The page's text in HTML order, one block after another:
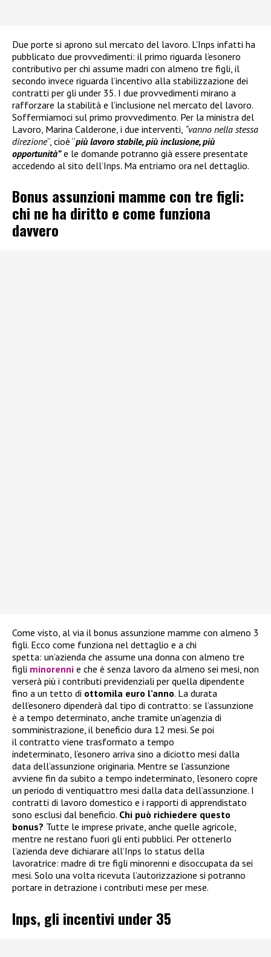
Due porte si aprono sul mercato del lavoro. L’Inps infatti ha
pubblicato due provvedimenti: il primo riguarda l’esonero
contributivo per chi assume madri con almeno tre figli, il
secondo invece riguarda l’incentivo alla stabilizzazione dei
contratti per gli under 35. I due provvedimenti mirano a
rafforzare la stabilità e l’inclusione nel mercato del lavoro.
Soffermiamoci sul primo provvedimento. Per la ministra del
Lavoro, Marina Calderone, i due interventi, “vanno nella stessa
direzione“, cioè “più lavoro stabile, più inclusione, più
opportunità”e le domande potranno già essere presentate
accedendo al sito dell’Inps. Ma entriamo ora nel dettaglio.
Bonus assunzioni mamme con tre figli:
chi ne ha diritto e come funziona
davvero
Come visto, al via il bonus assunzione mamme con almeno 3
figli. Ecco come funziona nel dettaglio e a chi
spetta: un’azienda che assume una donna con almeno tre
figli minorenni e che è senza lavoro da almeno sei mesi, non
verserà più i contributi previdenziali per quella dipendente
fino a un tetto di ottomila euro l’anno. La durata
dell’esonero dipenderà dal tipo di contratto: se l’assunzione
è a tempo determinato, anche tramite un’agenzia di
somministrazione, il beneficio dura 12 mesi. Se poi
il contratto viene trasformato a tempo
indeterminato, l’esonero arriva sino a diciotto mesi dalla
data dell’assunzione originaria. Mentre se l’assunzione
avviene fin da subito a tempo indeterminato, l’esonero copre
un periodo di ventiquattro mesi dalla data dell’assunzione. I
contratti di lavoro domestico e i rapporti di apprendistato
sono esclusi dal beneficio. Chi può richiedere questo
bonus? Tutte le imprese private, anche quelle agricole,
mentre ne restano fuori gli enti pubblici. Per ottenerlo
l’azienda deve dichiarare all’Inps lo status della
lavoratrice: madre di tre figli minorenni e disoccupata da sei
mesi. Solo una volta ricevuta l’autorizzazione si potranno
portare in detrazione i contributi mese per mese.
Inps, gli incentivi under 35